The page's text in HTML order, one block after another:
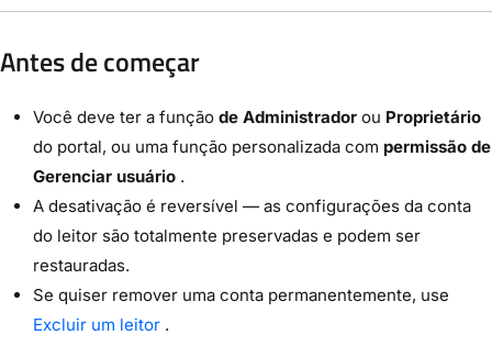
Antes de começar
Você deve ter a função de Administrador ou Proprietário
do portal, ou uma função personalizada com permissão de
Gerenciar usuário .
A desativação é reversível — as configurações da conta
do leitor são totalmente preservadas e podem ser
restauradas.
Se quiser remover uma conta permanentemente, use
Excluir um leitor .